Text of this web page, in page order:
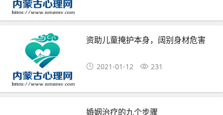
资助儿童掩护本身，阔别身材危害
2021-01-12 231
婚姻治疗的九个步骤